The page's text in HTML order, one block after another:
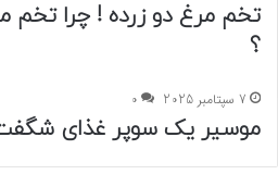
تخم مرغ دو زرده ! چرا تخم
؟
7 سپتامبر 2025 0
موسیر یک سوپر غذای شگفت